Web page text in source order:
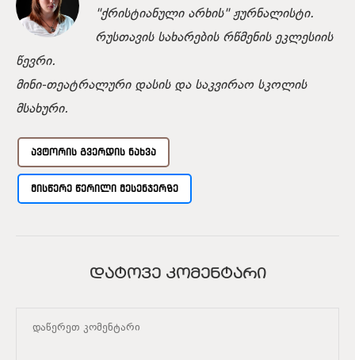
"ქრისტიანული არხის" ჟურნალისტი.
რუსთავის სახარების რწმენის ეკლესიის
წევრი.
მინი-თეატრალური დასის და საკვირაო სკოლის
მსახური.
ᲐᲕᲢᲝᲠᲘᲡ ᲒᲕᲔᲠᲓᲘᲡ ᲜᲐᲮᲕᲐ
ᲛᲘᲡᲬᲔᲠᲔ ᲬᲔᲠᲘᲚᲘ ᲛᲔᲡᲔᲜᲯᲔᲠᲖᲔ
ᲓᲐᲢᲝᲕᲔ ᲙᲝᲛᲔᲜᲢᲐᲠᲘ